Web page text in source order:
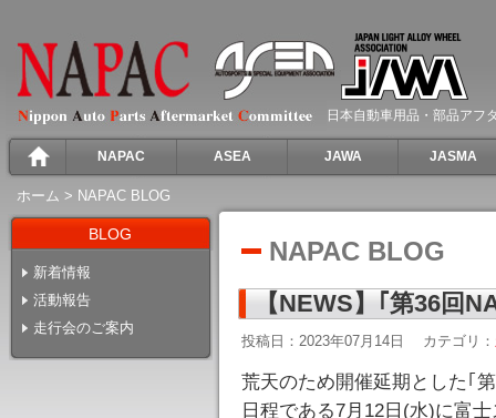
日本自動車用品・部品アフ
NAPAC ASEA JAWA JASMA
ホーム > NAPAC BLOG
BLOG
新着情報
活動報告
走行会のご案内
NAPAC BLOG
【NEWS】｢第36回
投稿日：2023年07月14日 カテゴリ：
荒天のため開催延期とした｢
日程である7月12日(水)に富